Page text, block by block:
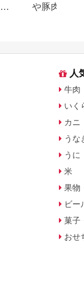
や豚肉、ゴ
人
牛肉
いく
カニ
うな
うに
米
果物
ビー
菓子
おせ